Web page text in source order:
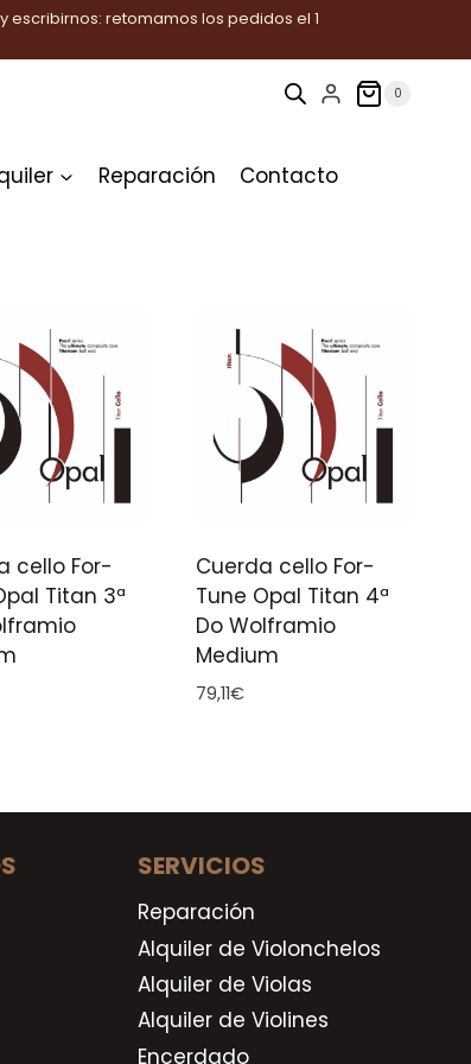
retomamos los pedidos el 1
0
Reparación Contacto
cello For-
Titan 3ª
Cuerda cello For-
Tune Opal Titan 4ª
Do Wolframio
Medium
79,11€
SERVICIOS
Reparación
Alquiler de Violonchelos
Alquiler de Violas
Alquiler de Violines
Encerdado